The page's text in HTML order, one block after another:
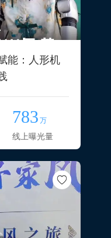
能：人形机
783 万
线上曝光量